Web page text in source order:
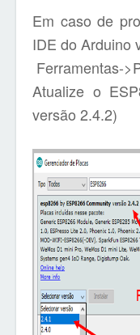
Em caso de
IDE do Arduino
Ferramentas-
Atualize o
versão 2.4.2)